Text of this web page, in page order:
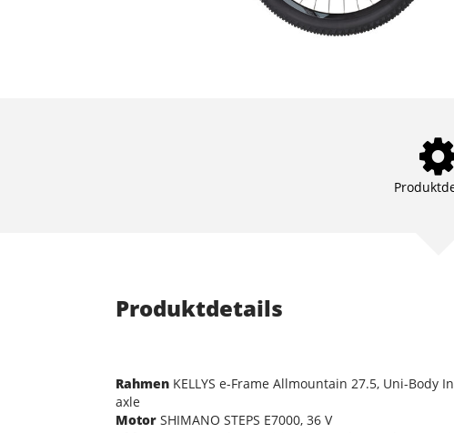
Produktdetails
Rahmen KELLYS e-Frame Allmountain 27.5, Uni-
axle
Motor SHIMANO STEPS E7000, 36 V